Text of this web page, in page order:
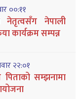
००:११
नेपाली
कार्यक्रम सम्पन्न
२२:०१
सम्झनामा